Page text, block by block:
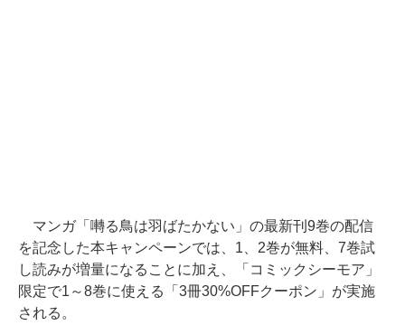
マンガ「囀る鳥は羽ばたかない」の最新刊9巻の配信
を記念した本キャンペーンでは、1、2巻が無料、7巻試
し読みが増量になることに加え、「コミックシーモア」
限定で1～8巻に使える「3冊30%OFFクーポン」が実施
される。